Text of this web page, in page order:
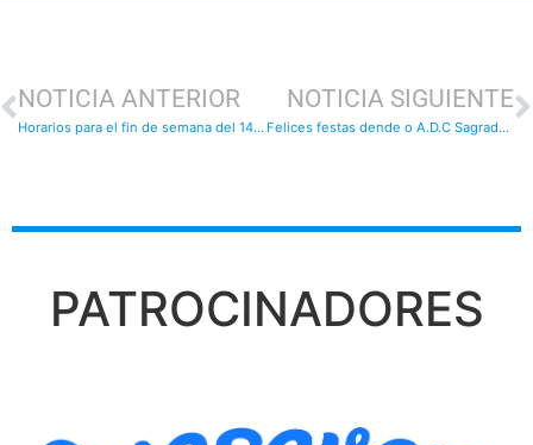
NOTICIA ANTERIOR
Horarios para el fin de semana del 14 y 15
NOTICIA SIGUIENTE
Felices festas dende o A.D.C Sagrado Corazon
PATROCINADORES